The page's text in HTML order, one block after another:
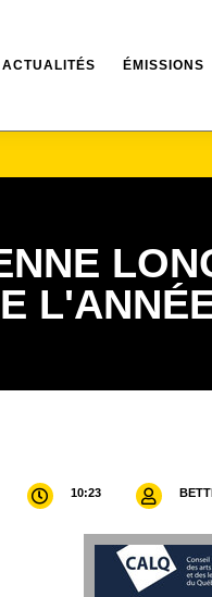
ACTUALITÉS ÉMISSIONS
10:23